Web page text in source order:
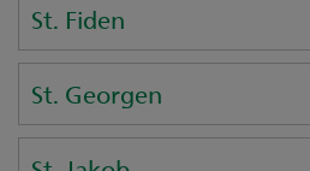
St. Fiden
St. Georgen